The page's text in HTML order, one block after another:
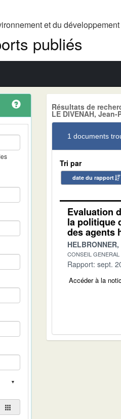
et du
publiés
Résultats de
LE DIVENAH, Jean-
1 documents
Tri par
date du rapport
Evaluation
la politique
des agents
CONSEIL
Rapport: sept.
Accéder à la